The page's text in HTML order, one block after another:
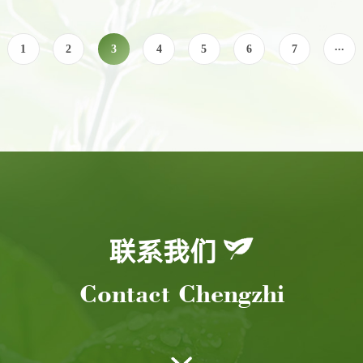
1 2 3 4 5 6 7 ...
联系我们
Contact Chengzhi